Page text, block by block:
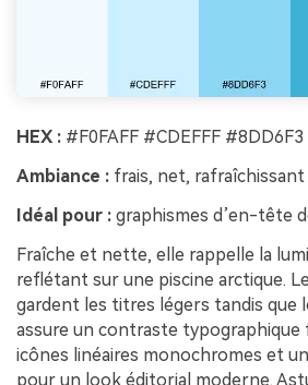
HEX : #F0FAFF #CDEFFF
Ambiance : frais, net, rafraîchissant
Idéal pour : graphismes d’en-tête
Fraîche et nette, elle rappelle la
reflétant sur une piscine arctique.
gardent les titres légers tandis que
assure un contraste typographique
icônes linéaires monochromes et
pour un look éditorial moderne.